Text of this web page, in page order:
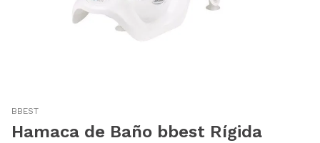
BBEST
Hamaca de Baño bbest Rígida